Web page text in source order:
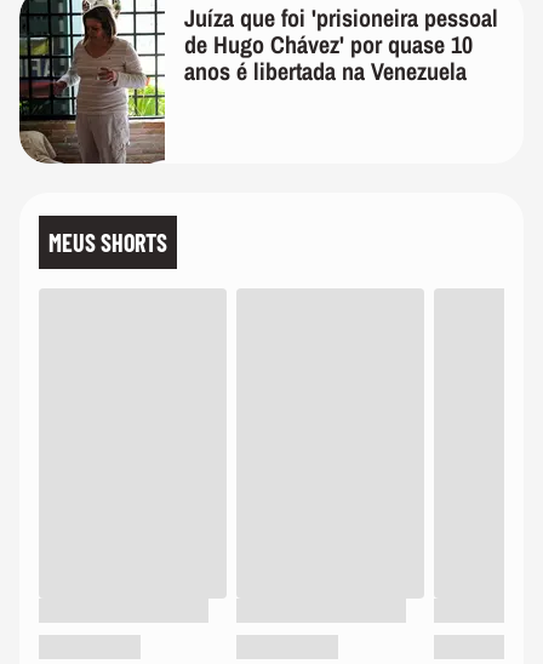
Juíza que foi 'prisioneira pessoal
de Hugo Chávez' por quase 10
anos é libertada na Venezuela
MEUS SHORTS